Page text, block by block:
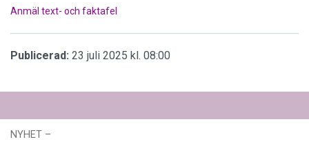
Anmäl text- och faktafel
Publicerad: 23 juli 2025 kl. 08:00
NYHET –